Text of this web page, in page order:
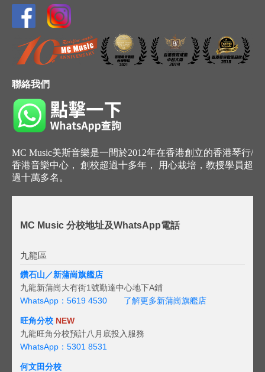
聯絡我們
MC Music美斯音樂是一間於2012年在香港創立的香港琴行/
香港音樂中心， 創校超過十多年， 用心栽培，教授學員超
過十萬多名。
MC Music 分校地址及WhatsApp電話
九龍區
鑽石山／新蒲崗旗艦店
九龍新蒲崗大有街1號勤達中心地下A鋪
WhatsApp：5619 4530
了解更多新蒲崗旗艦店
旺角分校 NEW
九龍旺角分校預計八月底投入服務
WhatsApp：5301 8531
何文田分校